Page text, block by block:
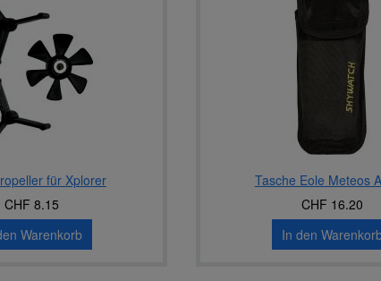
für Xplorer
CHF 8.15
Warenkorb
Tasche Eole Meteos
CHF 16.20
In den